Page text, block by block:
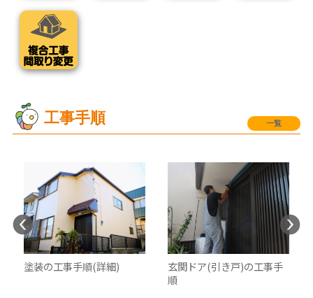
工事手順 一覧
塗装の工事手順(詳細)
玄関ドア(引き戸)の工事手
順